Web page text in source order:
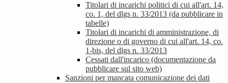
Titolari di incarichi politici di cui all'art. 14,
co. 1, del dlgs n. 33/2013 (da pubblicare in
tabelle)
Titolari di incarichi di amministrazione, di
direzione o di governo di cui all'art. 14, co.
1-bis, del dlgs n. 33/2013
Cessati dall'incarico (documentazione da
pubblicare sul sito web)
Sanzioni per mancata comunicazione dei dati